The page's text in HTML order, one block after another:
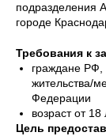
городе
Требования к
граждане
жительства/
Федерации
возраст от
Цель